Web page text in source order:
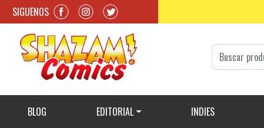
SIGUENOS
BLOG EDITORIAL INDIES